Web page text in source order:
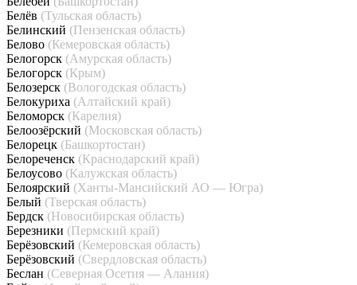
Белёв (Тульская область)
Белинский (Пензенская область)
Белово (Кемеровская область)
Белогорск (Амурская область)
Белогорск (Крым)
Белозерск (Вологодская область)
Белокуриха (Алтайский край)
Беломорск (Карелия)
Белоозёрский (Московская область)
Белорецк (Башкортостан)
Белореченск (Краснодарский край)
Белоусово (Калужская область)
Белоярский (Ханты-Мансийский АО — Югра)
Белый (Тверская область)
Бердск (Новосибирская область)
Березники (Пермский край)
Берёзовский (Кемеровская область)
Берёзовский (Свердловская область)
Беслан (Северная Осетия — Алания)